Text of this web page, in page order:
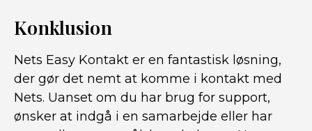
Konklusion
Nets Easy Kontakt er en fantastisk løsning,
der gør det nemt at komme i kontakt med
Nets. Uanset om du har brug for support,
ønsker at indgå i en samarbejde eller har